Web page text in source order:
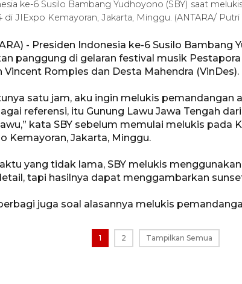
ke-6 Susilo Bambang Yudhoyono (SBY) saat
di JIExpo Kemayoran, Jakarta, Minggu. (ANTARA/ Putri
- Presiden Indonesia ke-6 Susilo Bambang
panggung di gelaran festival musik
Rompies dan Desta Mahendra (VinDes).
satu jam, aku ingin melukis pemandangan
referensi, itu Gunung Lawu Jawa Tengah
kata SBY sebelum memulai melukis pada
Kemayoran, Jakarta, Minggu.
yang tidak lama, SBY melukis
tapi hasilnya dapat menggambarkan
juga soal alasannya melukis
1 2 Tampilkan Semua